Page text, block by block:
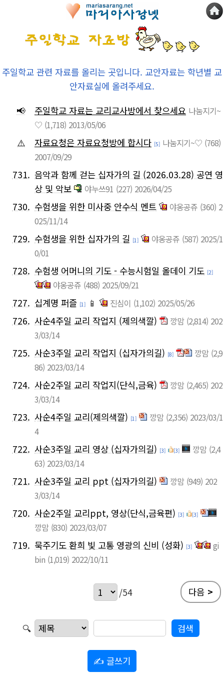
주일학교 관련 자료를 올리는 곳입니다. 교안자료는 학년별 교
안자료실에 올려주세요.
📢
주일학교 자료는 교리교사방에서 찾으세요 나눔지기~
♡ (1,718) 2013/05/06
⚠️ 자료요청은 자료요청방에 합시다 [5] 나눔지기~♡ (768)
2007/09/29
731. 음악과 함께 걷는 십자가의 길 (2026.03.28) 공연 영
상 및 악보
야누쓰91 (227) 2026/04/25
730. 수험생을 위한 미사중 안수식 멘트 야옹공쥬 (360) 2
025/11/14
729. 수험생을 위한 십자가의 길 [1] 야옹공쥬 (587) 2025/1
0/01
728. 수험생 어머니의 기도 - 수능시험일 올데이 기도 [2]
야옹공쥬 (488) 2025/09/21
727. 십계명 퍼즐 [1] 📱 진심이 (1,102) 2025/05/26
726. 사순4주일 교리 작업지 (제의색깔) 깡맘 (2,814) 202
3/03/14
725. 사순3주일 교리 작업지 (십자가의길) [8] 깡맘 (2,9
86) 2023/03/14
724. 사순2주일 교리 작업지(단식,금육) 깡맘 (2,465) 202
3/03/14
723. 사순4주일 교리(제의색깔) [1] 깡맘 (2,356) 2023/03/1
4
722. 사순3주일 교리 영상 (십자가의길) [3] [3] 깡맘 (2,4
63) 2023/03/14
721. 사순3주일 교리 ppt (십자가의길) 깡맘 (949) 202
3/03/14
720. 사순2주일 교리ppt, 영상(단식,금육편) [3] [3]
깡맘 (830) 2023/03/07
719. 묵주기도 환희 빛 고통 영광의 신비 (성화) [3]
gi
bin (1,019) 2022/10/11
/54 다음 >
🔍
✍ 글쓰기